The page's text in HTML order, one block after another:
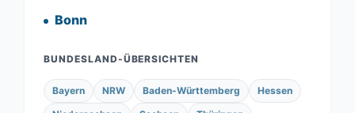
Bonn
BUNDESLAND-ÜBERSICHTEN
Bayern NRW Baden-Württemberg
Hessen